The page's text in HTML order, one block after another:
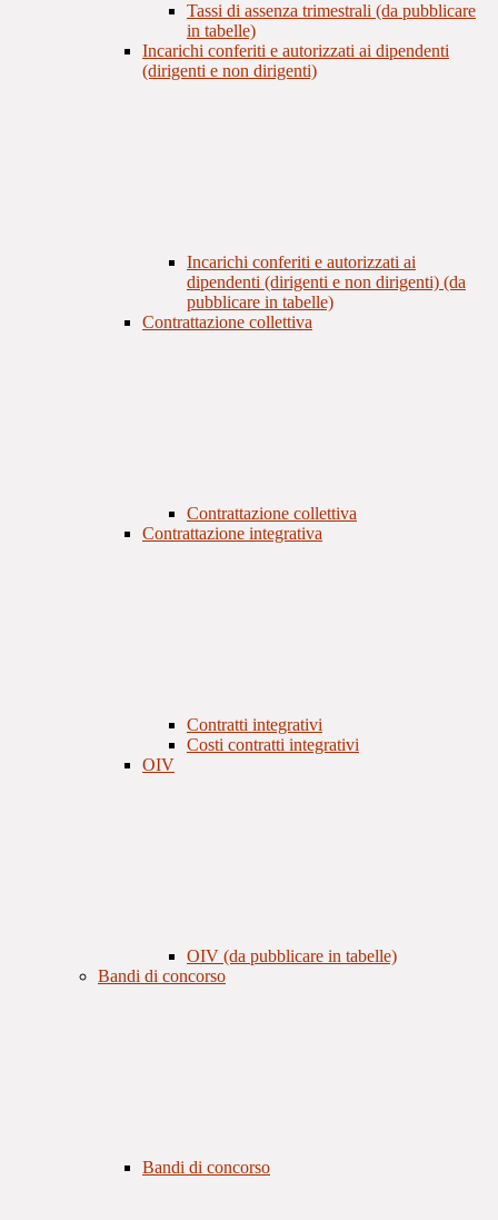
Tassi di assenza trimestrali (da pubblicare
in tabelle)
Incarichi conferiti e autorizzati ai dipendenti
(dirigenti e non dirigenti)
Incarichi conferiti e autorizzati ai
dipendenti (dirigenti e non dirigenti) (da
pubblicare in tabelle)
Contrattazione collettiva
Contrattazione collettiva
Contrattazione integrativa
Contratti integrativi
Costi contratti integrativi
OIV
OIV (da pubblicare in tabelle)
Bandi di concorso
Bandi di concorso